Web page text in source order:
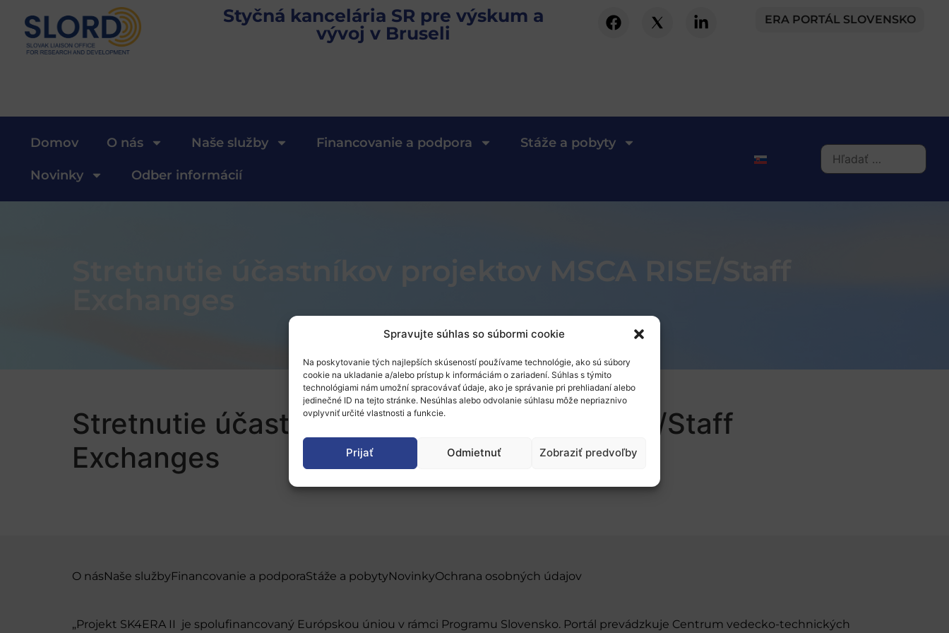
Spravujte súhlas so súbormi cookie
Na poskytovanie tých najlepších skúseností používame technológie, ako sú súbory
cookie na ukladanie a/alebo prístup k informáciám o zariadení. Súhlas s týmito
technológiami nám umožní spracovávať údaje, ako je správanie pri prehliadaní alebo
jedinečné ID na tejto stránke. Nesúhlas alebo odvolanie súhlasu môže nepriaznivo
ovplyvniť určité vlastnosti a funkcie.
Prijať Odmietnuť Zobraziť predvoľby
Styčná kancelária SR pre výskum a
vývoj v Bruseli
ERA PORTÁL SLOVENSKO
Domov O nás Naše služby Financovanie a podpora Stáže a pobyty
Novinky Odber informácií
Stretnutie účastníkov projektov MSCA RISE/Staff
Stretnutie účastníkov projektov MSCA RISE/Staff
Exchanges
O násNaše službyFinancovanie a podporaStáže a pobytyNovinkyOchrana osobných údajov
„Projekt SK4ERA II je spolufinancovaný Európskou úniou v rámci Programu Slovensko. Portál prevádzkuje Centrum vedecko-technických